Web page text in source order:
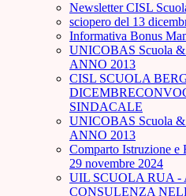
Newsletter CISL
sciopero del 13
Informativa Bonus
UNICOBAS Scuola
ANNO 2013
CISL SCUOLA
SINDACALE
UNICOBAS Scuola
ANNO 2013
Comparto Istruzione e
29 novembre 2024
UIL SCUOLA RUA -
CONSULENZA